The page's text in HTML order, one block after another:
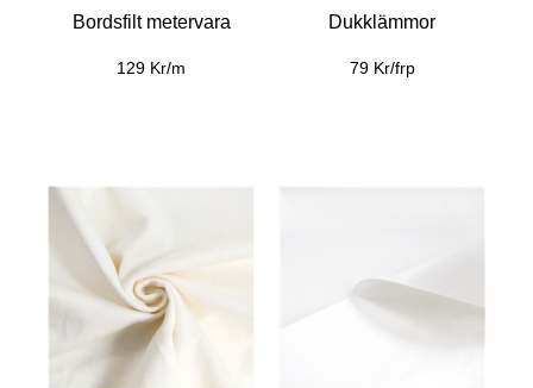
Bordsfilt metervara
129 Kr/m
Dukklämmor
79 Kr/frp